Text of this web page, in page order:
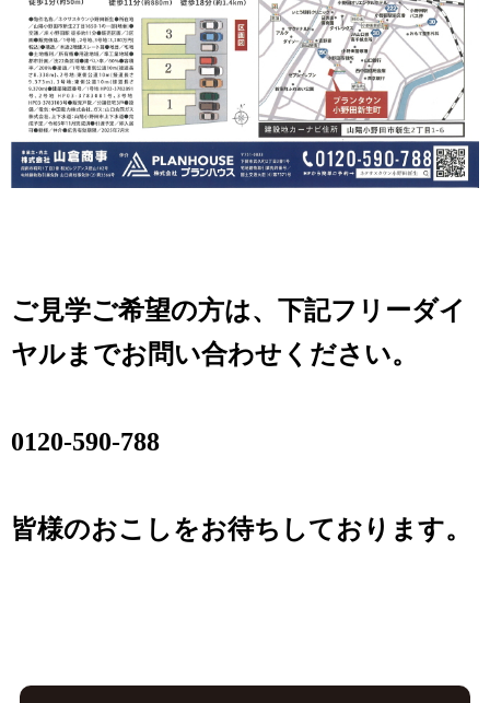
ご見学ご希望の方は、下記フリーダイ
ヤルまでお問い合わせください。
0120-590-788
皆様のおこしをお待ちしております。